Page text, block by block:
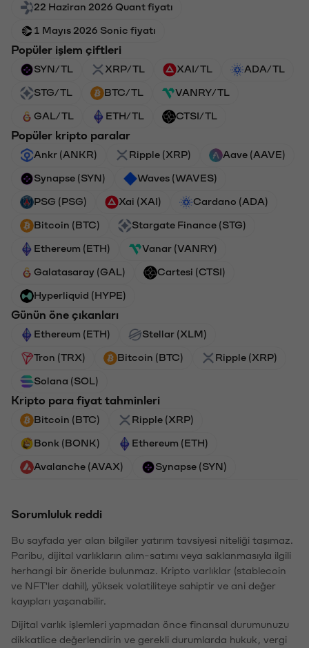
22 Haziran 2026 Quant fiyatı
1 Mayıs 2026 Sonic fiyatı
Popüler işlem çiftleri
SYN/TL XRP/TL XAI/TL ADA/TL
STG/TL BTC/TL VANRY/TL
GAL/TL ETH/TL CTSI/TL
Popüler kripto paralar
Ankr (ANKR) Ripple (XRP) Aave (AAVE)
Synapse (SYN) Waves (WAVES)
PSG (PSG) Xai (XAI) Cardano (ADA)
Bitcoin (BTC) Stargate Finance (STG)
Ethereum (ETH) Vanar (VANRY)
Galatasaray (GAL) Cartesi (CTSI)
Hyperliquid (HYPE)
Günün öne çıkanları
Ethereum (ETH) Stellar (XLM)
Tron (TRX) Bitcoin (BTC) Ripple (XRP)
Solana (SOL)
Kripto para fiyat tahminleri
Bitcoin (BTC) Ripple (XRP)
Bonk (BONK) Ethereum (ETH)
Avalanche (AVAX) Synapse (SYN)
Sorumluluk reddi
Bu sayfada yer alan bilgiler yatırım tavsiyesi niteliği taşımaz.
Paribu, dijital varlıkların alım-satımı veya saklanmasıyla ilgili
herhangi bir öneride bulunmaz. Kripto varlıklar (stablecoin
ve NFT'ler dahil), yüksek volatiliteye sahiptir ve ani değer
kayıpları yaşanabilir.
Dijital varlık işlemleri yapmadan önce finansal durumunuzu
dikkatlice değerlendirin ve gerekli durumlarda hukuk, vergi